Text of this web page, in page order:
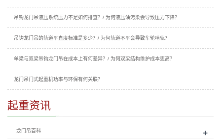
吊钩龙门吊液压系统压力不足如何排查？/ 为何液压油污染会导致压力下降？
吊钩龙门吊的轨道平直度标准是多少？/ 为何轨道不平会导致车轮啃轨？
单梁与双梁吊钩龙门吊在成本上有何差异？/ 为何双梁结构维护成本更高？
龙门吊门式起重机功率与环保有何关联？
起重资讯
龙门吊百科 +